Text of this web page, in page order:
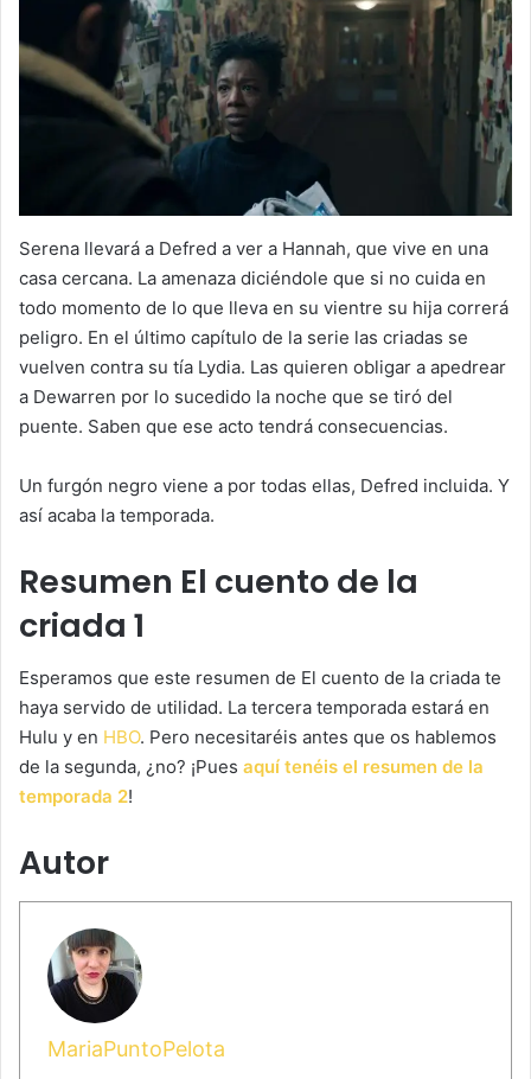
Serena llevará a Defred a ver a Hannah, que vive en una
casa cercana. La amenaza diciéndole que si no cuida en
todo momento de lo que lleva en su vientre su hija correrá
peligro. En el último capítulo de la serie las criadas se
vuelven contra su tía Lydia. Las quieren obligar a apedrear
a Dewarren por lo sucedido la noche que se tiró del
puente. Saben que ese acto tendrá consecuencias.
Un furgón negro viene a por todas ellas, Defred incluida. Y
así acaba la temporada.
Resumen El cuento de la
criada 1
Esperamos que este resumen de El cuento de la criada te
haya servido de utilidad. La tercera temporada estará en
Hulu y en HBO. Pero necesitaréis antes que os hablemos
de la segunda, ¿no? ¡Pues aquí tenéis el resumen de la
temporada 2!
Autor
MariaPuntoPelota